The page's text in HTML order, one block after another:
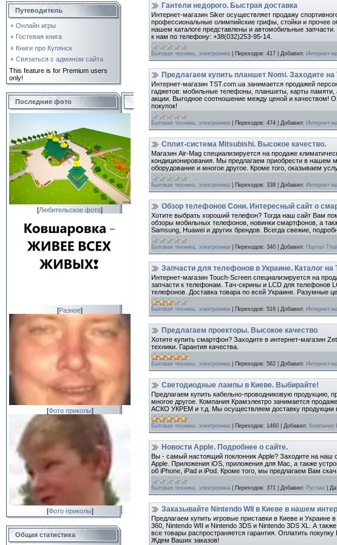
Путеводитель
Онлайн игры
Гостевая книга
Книги про Купянск
Связаться с админом сайта
This feature is for Premium users
only!
Последние фото
[Любительское фото]
[Разное]
[Фото приколы]
[Фото приколы]
Общая статистика
Гантели недорого. Быстрая доставка
Интернет-магазин Siker осуществляет продажу
профессиональные олимпийские грифы, стойки и прочее
нашем каталоге представлены и автомобильные
к нам по телефону: +38(032)253-95-14.
Бытовая техника, электроника Переходов: 417 Добавил: Интернет-
Предлагаем купить планшет Nomi. Заходите на
Интернет-магазин TST.com.ua занимается продажей
гаджетов: мобильные телефоны, планшеты, карты памяти,
акции. Выгодное соотношение между ценой и качеством!
покупок!
Бытовая техника, электроника Переходов: 474 Добавил: Интернет-
Сплит-система Mitsubishi. Высокое качество.
Магазин Air-Mag специализируется на продаже
кондиционирования. Мы предлагаем приобрести в нашем
оборудование и многое другое. Кроме того, оказываем
Бытовая техника, электроника Переходов: 338 Добавил: Интернет-
Обзор телефонов Сони. Интересный сайт о
Хотите выбрать хороший телефон? Тогда наш сайт Вам
обзоры мобильных телефонов, новинки смартфонов, а
Samsung, Huawei и других брендов. Всегда свежие,
Бытовая техника, электроника Переходов: 340 Добавил: Портал
Запчасти для телефонов в Украине. Каталог на
Интернет-магазин Touch-Screen специализируется на
запчасти к телефонам. Тач-скрины и LCD для телефонов
телефонов. Доставка товара по всей Украине. Разумные
Бытовая техника, электроника Переходов: 516 Добавил: Интернет-
Предлагаем проекторы. Высокое качество
Хотите купить смартфон? Заходите в интернет-магазин
техники. Гарантия качества.
Бытовая техника, электроника Переходов: 582 Добавил: Интернет-
Светодиодные лампы в Киеве. Выбирайте!
Предлагаем купить кабельно-проводниковую продукцию,
многое другое. Компания Крамэлектро занимается
АСКО УКРЕМ и т.д. Мы осуществляем доставку продукции
Бытовая техника, электроника Переходов: 1460 Добавил: Компания
Новости Apple. Подробнее о сайте.
Вы - самый настоящий поклонник Apple? Заходите на наш
Apple. Приложения iOS, приложения для Mac, а также
об iPhone, iPad и iPod. Кроме того, мы предлагаем Вам
Бытовая техника, электроника Переходов: 371 Добавил: Руслан
Заказывайте Nintendo WII в Киеве в нашем
Предлагаем купить игровые приставки в Киеве и Украине
360, Nintendo WII и Nintendo 3DS и Nintendo 3DS XL. А
все товары распространяется гарантия. Оплатить
Ждем Ваших заказов!